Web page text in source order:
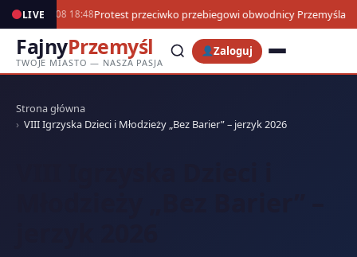
LIVE06.08 18:48Protest przeciwko przebiegowi obwodnicy Przemyśla
FajnyPrzemyśl
TWOJE MIASTO — NASZA PASJA
Zaloguj
Strona główna
VIII Igrzyska Dzieci i Młodzieży „Bez Barier” – jerzyk 2026